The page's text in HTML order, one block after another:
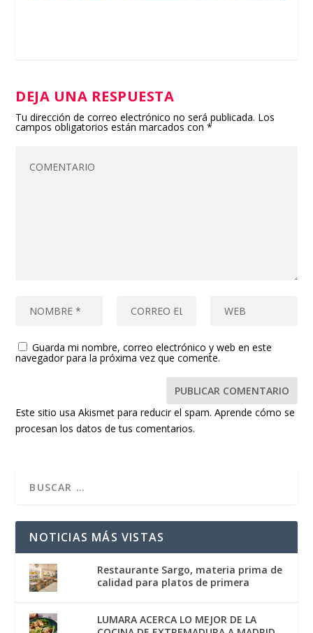
DEJA UNA RESPUESTA
Tu dirección de correo electrónico no será publicada. Los
campos obligatorios están marcados con*
Guarda mi nombre, correo electrónico y web en este
navegador para la próxima vez que comente.
Este sitio usa Akismet para reducir el spam.Aprende cómo se
procesan los datos de tus comentarios.
NOTICIAS MÁS VISTAS
Restaurante Sargo, materia prima de
calidad para platos de primera
LUMARA ACERCA LO MEJOR DE LA